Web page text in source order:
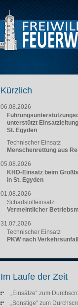
Kürzlich
06.08.2026
unterstützt
St. Egyden
Technischer Einsatz
Menschenrettung aus
05.08.2026
KHD-Einsatz beim
in St. Egyden
01.08.2026
Schadstoffeinsatz
Vermeintlicher
31.07.2026
Technischer Einsatz
PKW nach
Im Laufe der Zeit
„Einsätze“ zum
„Sonstige“ zum